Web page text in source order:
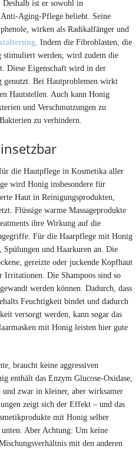
ist er sowohl in
Aging-Pflege beliebt. Seine
wirken als Radikalfänger und
. Indem die Fibroblasten, die
stimuliert werden, wird zudem die
Diese Eigenschaft wird in der
genutzt. Bei Hautproblemen wirkt
Hautstellen. Auch kann Honig
und Verschmutzungen zu
zu verhindern.
die Hautpflege in Kosmetika aller
wird Honig insbesondere für
Haut in Reinigungsprodukten,
Flüssige warme Massageprodukte
ihre Wirkung auf die
Für die Haarpflege mit Honig
und Haarkuren an. Die
gereizte oder juckende Kopfhaut
Irritationen. Die Shampoos sind so
werden können. Dadurch, dass
Feuchtigkeit bindet und dadurch
versorgt werden, kann sogar das
mit Honig leisten hier gute
braucht keine aggressiven
enthält das Enzym Glucose-Oxidase,
zwar in kleiner, aber wirksamer
zeigt sich der Effekt – und das
mit Honig selber
Aber Achtung: Um keine
mit den anderen